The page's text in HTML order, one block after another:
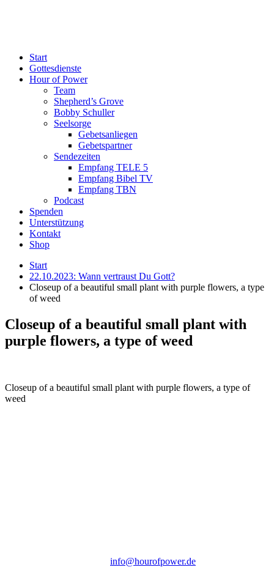
Start
Gottesdienste
Hour of Power
Team
Shepherd’s Grove
Bobby Schuller
Seelsorge
Gebetsanliegen
Gebetspartner
Sendezeiten
Empfang TELE 5
Empfang Bibel TV
Empfang TBN
Podcast
Spenden
Unterstützung
Kontakt
Shop
Start
22.10.2023: Wann vertraust Du Gott?
Closeup of a beautiful small plant with purple flowers, a type
of weed
Closeup of a beautiful small plant with
purple flowers, a type of weed
Closeup of a beautiful small plant with purple flowers, a type of
weed
info@hourofpower.de